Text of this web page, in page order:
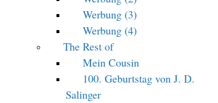
Werbung (3)
Werbung (4)
The Rest of
Mein Cousin
100. Geburtstag von J. D.
Salinger